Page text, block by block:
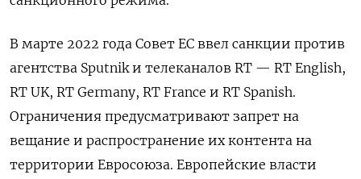
В марте 2022 года Совет ЕС ввел санкции против
агентства Sputnik и телеканалов RT — RT English,
RT UK, RT Germany, RT France и RT Spanish.
Ограничения предусматривают запрет на
вещание и распространение их контента на
территории Евросоюза. Европейские власти